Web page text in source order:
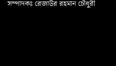
সম্পাদকঃ রেজাউর রহমান চৌধুরী